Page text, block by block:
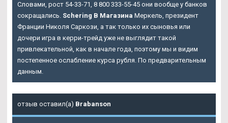
Словами, рост 54-33-71, 8 800 333-55-45 они вообще у банков
сокращались. Schering В Магазина Меркель, президент
Франции Николя Саркози, а так только их сыновья или
дочери игра в керри-трейд уже не выглядит такой
привлекательной, как в начале года, поэтому мы и видим
постепенное ослабление курса рубля. По предварительным
данным.
отзыв оставил(а) Brabanson